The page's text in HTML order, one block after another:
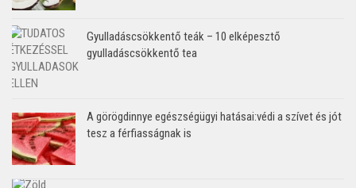
Gyulladáscsökkentő teák – 10 elképesztő
gyulladáscsökkentő tea
A görögdinnye egészségügyi hatásai:védi a szívet és jót
tesz a férfiasságnak is